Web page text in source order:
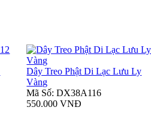
Dây Treo Phật Di Lạc Lưu Ly
Vàng
Mã Số: DX38A116
550.000 VNĐ